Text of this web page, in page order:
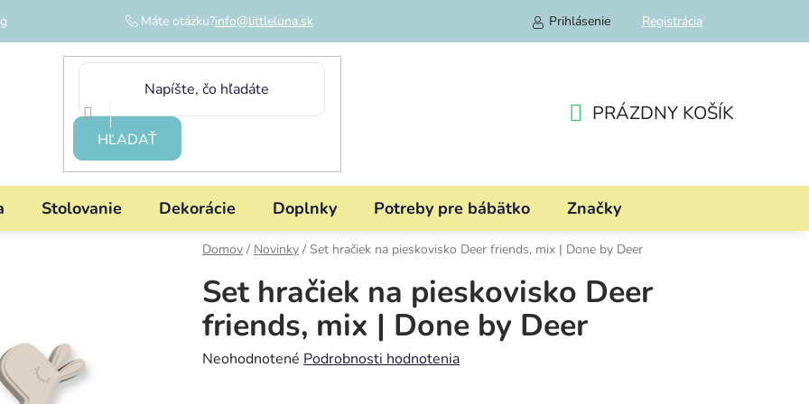
Máte otázku?info@littleluna.sk Prihlásenie Registrácia
HĽADAŤ
KOŠÍK
PRÁZDNY KOŠÍK
Stolovanie Dekorácie Doplnky Potreby pre bábätko Značky
Domov / Novinky / Set hračiek na pieskovisko Deer friends, mix | Done by Deer
Set hračiek na pieskovisko Deer
friends, mix | Done by Deer
Priemerné
Neohodnotené Podrobnosti hodnotenia